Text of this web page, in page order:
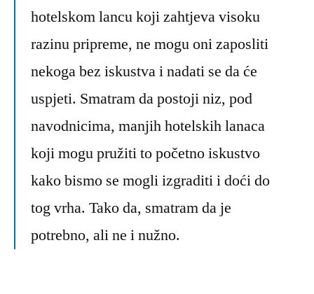
hotelskom lancu koji zahtjeva visoku
razinu pripreme, ne mogu oni zaposliti
nekoga bez iskustva i nadati se da će
uspjeti. Smatram da postoji niz, pod
navodnicima, manjih hotelskih lanaca
koji mogu pružiti to početno iskustvo
kako bismo se mogli izgraditi i doći do
tog vrha. Tako da, smatram da je
potrebno, ali ne i nužno.